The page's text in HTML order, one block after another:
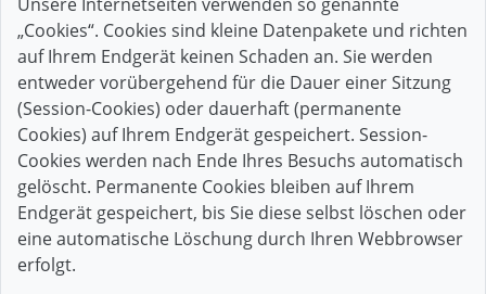
„Cookies“. Cookies sind kleine Datenpakete und richten
auf Ihrem Endgerät keinen Schaden an. Sie werden
entweder vorübergehend für die Dauer einer Sitzung
(Session-Cookies) oder dauerhaft (permanente
Cookies) auf Ihrem Endgerät gespeichert. Session-
Cookies werden nach Ende Ihres Besuchs automatisch
gelöscht. Permanente Cookies bleiben auf Ihrem
Endgerät gespeichert, bis Sie diese selbst löschen oder
eine automatische Löschung durch Ihren Webbrowser
erfolgt.